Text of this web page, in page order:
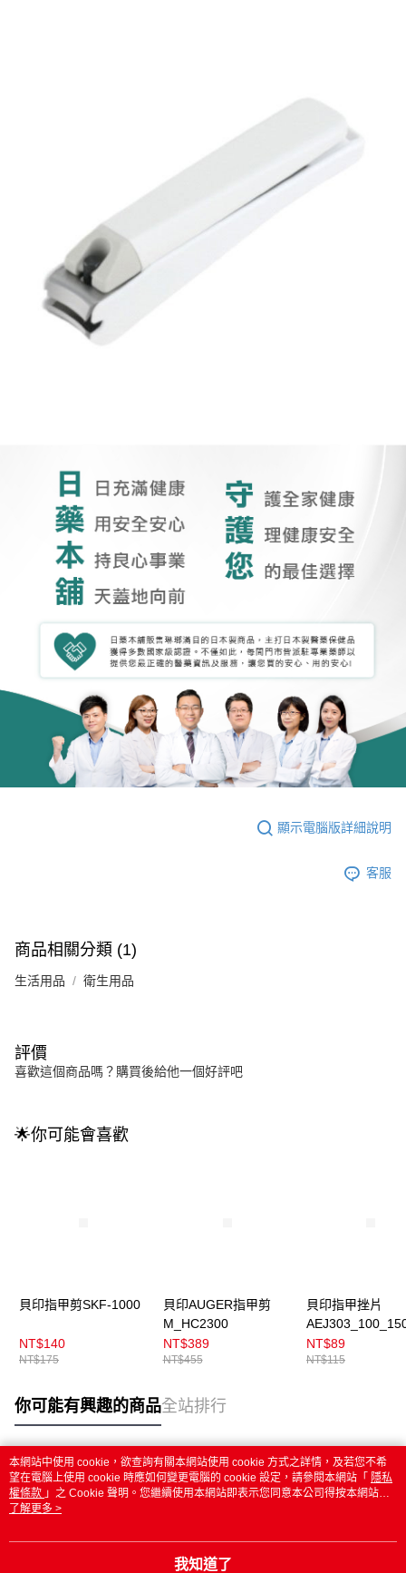
顯示電腦版詳細說明
客服
商品相關分類 (1)
生活用品 衛生用品
評價
喜歡這個商品嗎？購買後給他一個好評吧
🌟你可能會喜歡
貝印指甲剪SKF-1000
NT$140
NT$175
貝印AUGER指甲剪
M_HC2300
NT$389
NT$455
貝印指甲挫片
入
NT$89
NT$115
你可能有興趣的商品全站排行
熱門標籤
本網站中使用 cookie，欲查詢有關本網站使用 cookie 方式之詳情，及若您不希
望在電腦上使用 cookie 時應如何變更電腦的 cookie 設定，請參閱本網站「 隱私
權條款 」之 Cookie 聲明。您繼續使用本網站即表示您同意本公司得按本網站使
用條款之 Cookie 聲明使用 cookie。
了解更多 >
我知道了